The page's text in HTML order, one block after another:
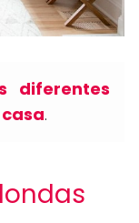
diferentes
.